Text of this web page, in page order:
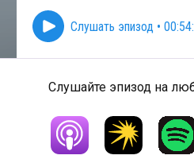
Слушать эпизод •
Слушайте эпизод на